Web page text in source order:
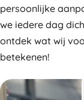
persoonlijke
we iedere dag
ontdek wat wij
betekenen!